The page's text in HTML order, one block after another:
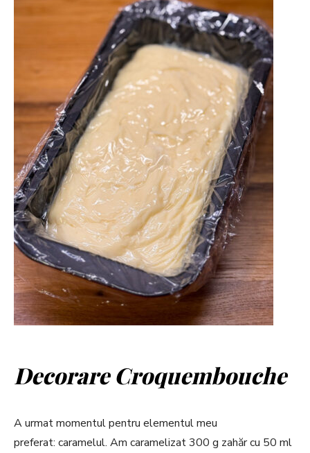
Decorare Croquembouche
A urmat momentul pentru elementul meu
preferat: caramelul. Am caramelizat 300 g zahăr cu 50 ml